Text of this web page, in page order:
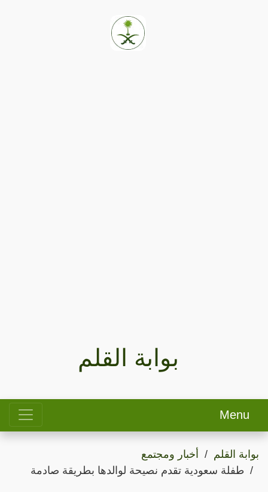
بوابة القلم
Menu
بوابة القلم
أخبار ومجتمع
طفلة سعودية تقدم نصيحة لوالدها بطريقة صادمة